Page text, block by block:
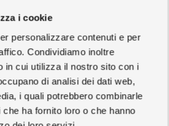
i cookie
personalizzare contenuti e per
Condividiamo inoltre
in cui utilizza il nostro sito con i
di analisi dei dati web,
i quali potrebbero combinarle
ha fornito loro o che hanno
info